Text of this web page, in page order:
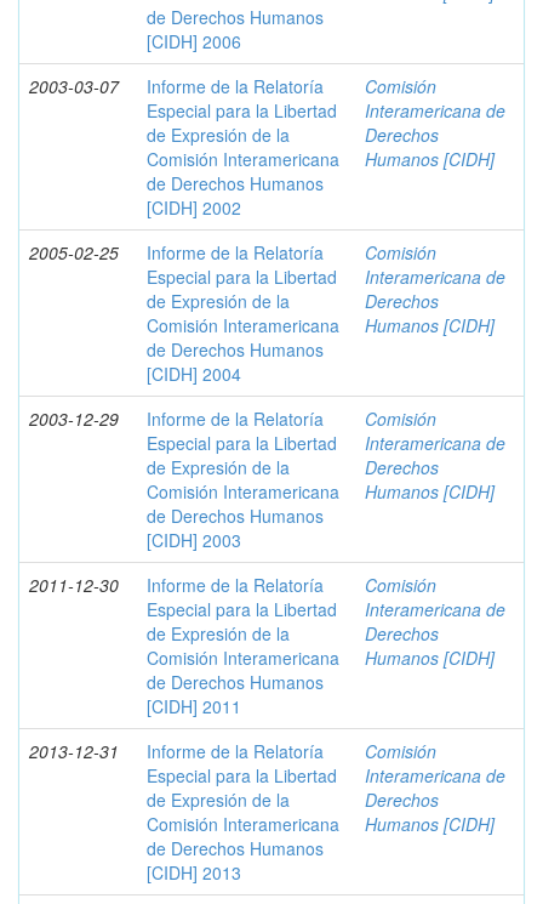
de Derechos Humanos
[CIDH] 2006
2003-03-07
Informe de la Relatoría
Especial para la Libertad
de Expresión de la
Comisión Interamericana
de Derechos Humanos
[CIDH] 2002
Comisión
Interamericana de
Derechos
Humanos [CIDH]
2005-02-25
Informe de la Relatoría
Especial para la Libertad
de Expresión de la
Comisión Interamericana
de Derechos Humanos
[CIDH] 2004
Comisión
Interamericana de
Derechos
Humanos [CIDH]
2003-12-29
Informe de la Relatoría
Especial para la Libertad
de Expresión de la
Comisión Interamericana
de Derechos Humanos
[CIDH] 2003
Comisión
Interamericana de
Derechos
Humanos [CIDH]
2011-12-30
Informe de la Relatoría
Especial para la Libertad
de Expresión de la
Comisión Interamericana
de Derechos Humanos
[CIDH] 2011
Comisión
Interamericana de
Derechos
Humanos [CIDH]
2013-12-31
Informe de la Relatoría
Especial para la Libertad
de Expresión de la
Comisión Interamericana
de Derechos Humanos
[CIDH] 2013
Comisión
Interamericana de
Derechos
Humanos [CIDH]